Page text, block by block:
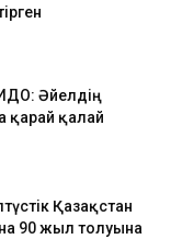
Әйелдің
қарай қалай
Қазақстан
90 жыл толуына